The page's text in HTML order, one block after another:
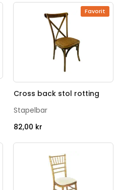
Favorit
Cross back stol rotting
Stapelbar
82,00 kr